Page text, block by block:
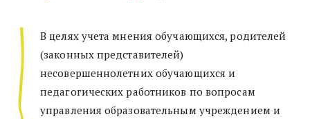
В целях учета мнения обучающихся, родителей
(законных представителей)
несовершеннолетних обучающихся и
педагогических работников по вопросам
управления образовательным учреждением и